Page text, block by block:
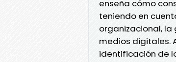
enseña cómo
teniendo en
organizacional, la
medios digitales.
identificación de